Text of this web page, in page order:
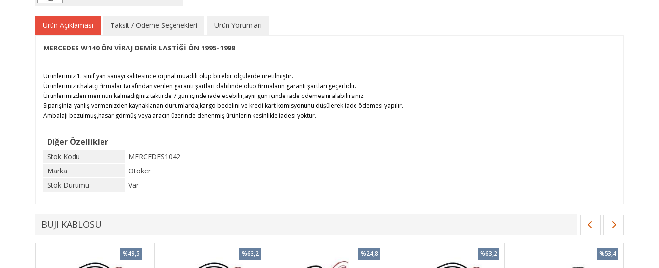
Ürün Açıklaması Taksit / Ödeme Seçenekleri Ürün Yorumları
MERCEDES W140 ÖN VİRAJ DEMİR LASTİĞİ ÖN 1995-1998
Ürünlerimiz 1. sınıf yan sanayi kalitesinde orjinal muadili olup birebir ölçülerde üretilmiştir.
Ürünlerimiz ithalatçı firmalar tarafından verilen garanti şartları dahilinde olup firmaların garanti şartları geçerlidir.
Ürünlerimizden memnun kalmadığınız taktirde 7 gün içinde iade edebilir,aynı gün içinde iade ödemesini alabilirsiniz.
Siparişinizi yanlış vermenizden kaynaklanan durumlarda;kargo bedelini ve kredi kart komisyonunu düşülerek iade ödemesi yapılır.
Ambalajı bozulmuş,hasar görmüş veya aracın üzerinde denenmiş ürünlerin kesinlikle iadesi yoktur.
Diğer Özellikler
Stok Kodu
MERCEDES1042
Marka
Otoker
Stok Durumu
Var
BUJI KABLOSU
%49,5 %63,2 %24,8 %63,2 %53,4